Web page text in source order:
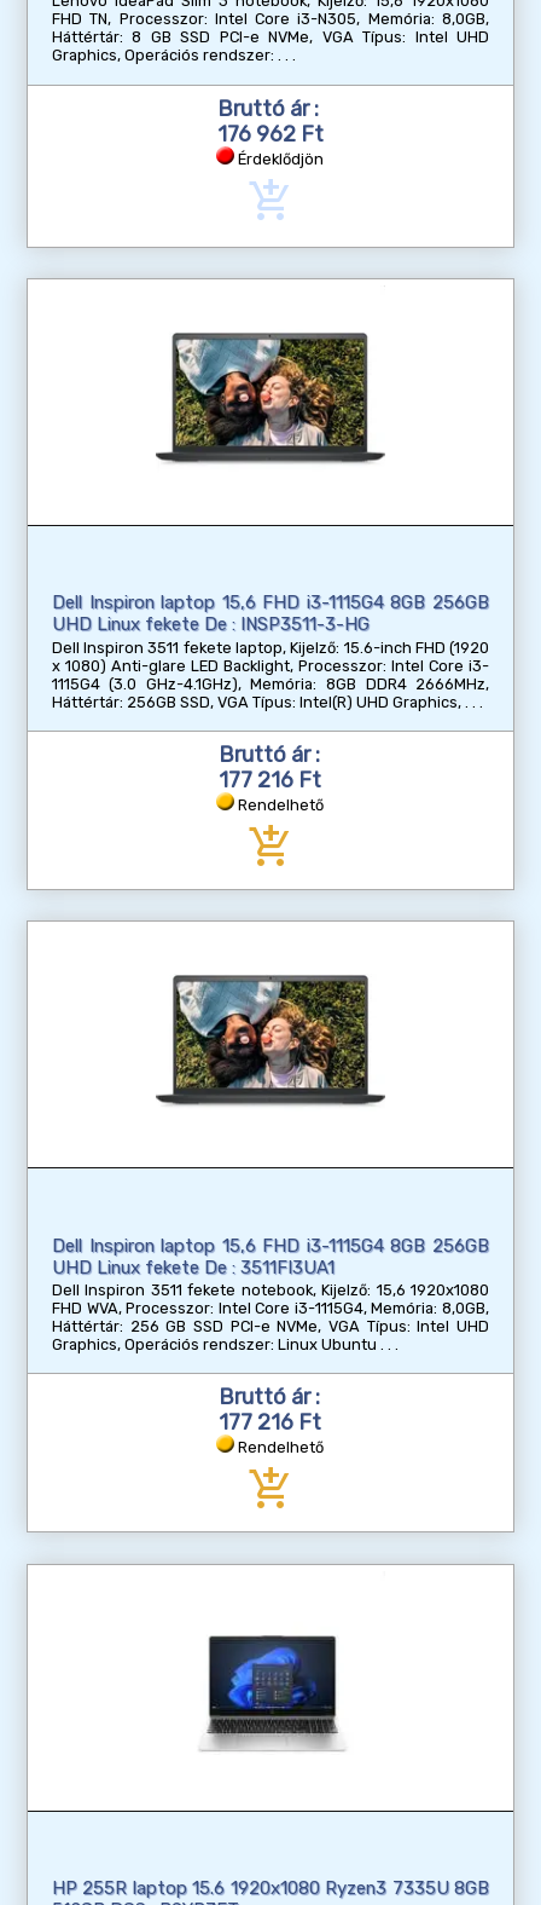
FHD TN, Processzor: Intel Core i3-N305, Memória: 8,0GB,
Háttértár: 8 GB SSD PCI-e NVMe, VGA Típus: Intel UHD
Graphics, Operációs rendszer:
Bruttó ár :
176 962 Ft
Érdeklődjön
add_shopping_cart
Dell Inspiron laptop 15,6 FHD i3-1115G4 8GB 256GB
UHD Linux fekete De : INSP3511-3-HG
Dell Inspiron 3511 fekete laptop, Kijelző: 15.6-inch FHD (1920
x 1080) Anti-glare LED Backlight, Processzor: Intel Core i3-
1115G4 (3.0 GHz-4.1GHz), Memória: 8GB DDR4 2666MHz,
Háttértár: 256GB SSD, VGA Típus: Intel(R) UHD Graphics,
Bruttó ár :
177 216 Ft
Rendelhető
add_shopping_cart
Dell Inspiron laptop 15,6 FHD i3-1115G4 8GB 256GB
UHD Linux fekete De : 3511FI3UA1
Dell Inspiron 3511 fekete notebook, Kijelző: 15,6 1920x1080
FHD WVA, Processzor: Intel Core i3-1115G4, Memória: 8,0GB,
Háttértár: 256 GB SSD PCI-e NVMe, VGA Típus: Intel UHD
Graphics, Operációs rendszer: Linux Ubuntu
Bruttó ár :
177 216 Ft
Rendelhető
add_shopping_cart
HP 255R laptop 15.6 1920x1080 Ryzen3 7335U 8GB